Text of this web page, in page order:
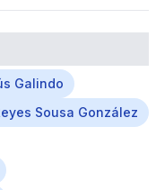
Galindo
Sousa González